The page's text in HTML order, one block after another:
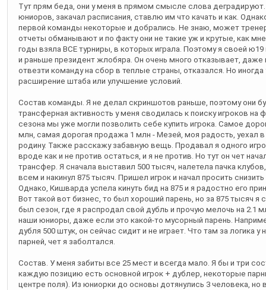
Тут прям беда, они у меня в прямом смысле слова
юниоров, закачал расписания, ставлю им что качать и как.
первой команды некоторые и добрались. Не знаю, может
отчеты обманывают и по факту они не такие уж и крутые, как
годы взяла ВСЕ турниры, в которых играла. Поэтому я своей ю19
и раньше президент жлобяра. Он очень много отказывает, даже
отвезти команду на сбор в теплые страны, отказался. Но
расширение штаба или улучшение условий.
Состав команды. Я не делал скриншотов раньше, поэтому они
трансферная активность у меня сводилась к поиску игроков на
сезона мы уже могли позволить себе купить игрока. Самое
млн, самая дорогая продажа 1 млн - Мезей, моя радость, уехал
родину. Также расскажу забавную вещь. Продавал я одного
вроде как и не против остаться, и я не против. Но тут он чет
трансфер. Я сначала выставил 500 тысяч, налетела пачка
всем и накинул 875 тысяч. Пришел игрок и начал просить
Однако, Кишварда успела кинуть бид на 875 и я радостно его
Вот такой вот бизнес, то был хороший парень, но за 875 тысяч я
был сезон, где я распродал свой дубль и прочую мелочь на 2.1
наши юниоры, даже если это какой-то мусорный парень.
дубля 500 штук, он сейчас сидит и не играет. Что там за логика
парней, чет я заболтался.
Состав. У меня забиты все 25 мест и всегда мало. Я бы и три
каждую позицию есть основной игрок + дублер, некоторые
центре поля). Из юниорки до основы дотянулись 3 человека,